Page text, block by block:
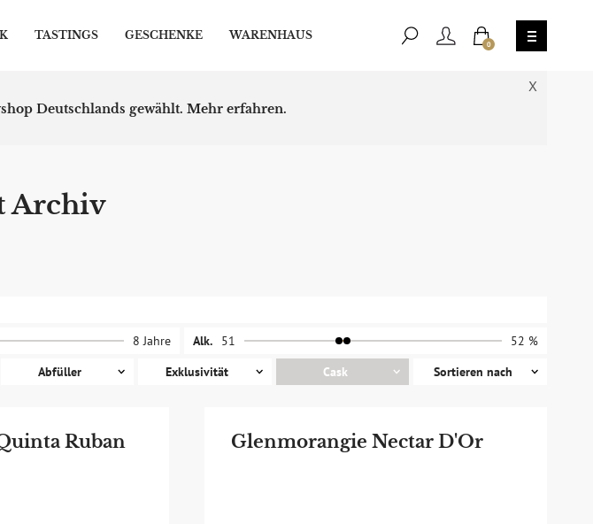
TASTINGS GESCHENKE WARENHAUS
0
X
Deutschlands gewählt. Mehr erfahren.
Archiv
8 Jahre Alk. 51
52 %
Abfüller Exklusivität Cask Sortieren nach
Ruban Glenmorangie Nectar D'Or